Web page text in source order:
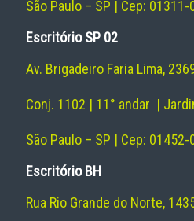
São Paulo – SP | Cep: 01311-
Escritório SP 02
Av. Brigadeiro Faria Lima,
Conj. 1102 | 11° andar |
São Paulo – SP | Cep: 01452-
Escritório BH
Rua Rio Grande do Norte,